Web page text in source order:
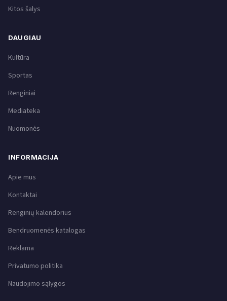
Kitos šalys
DAUGIAU
Kultūra
Sportas
Renginiai
Mediateka
Nuomonės
INFORMACIJA
Apie mus
Kontaktai
Renginių kalendorius
Bendruomenės katalogas
Reklama
Privatumo politika
Naudojimo sąlygos